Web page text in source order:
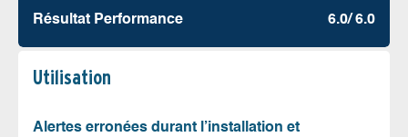
Résultat Performance 6.0/ 6.0
Utilisation
Alertes erronées durant l’installation et